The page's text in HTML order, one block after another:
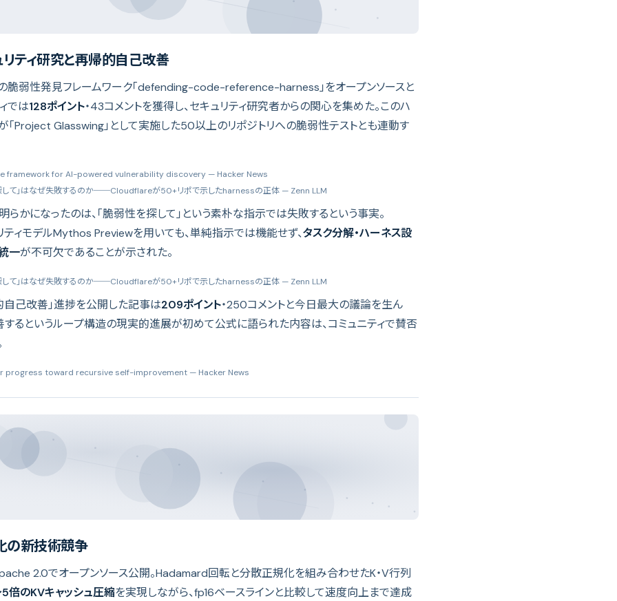
ティ研究と再帰的自己改善
弱性発見フレームワーク「defending-code-reference-harness」をオープンソースと
では128ポイント・43コメントを獲得し、セキュリティ研究者からの関心を集めた。このハ
Project Glasswing」として実施した50以上のリポジトリへの脆弱性テストとも連動す
framework for AI-powered vulnerability discovery — Hacker News
して」はなぜ失敗するのか──Cloudflareが50+リポで示したharnessの正体 — Zenn LLM
かになったのは、「脆弱性を探して」という素朴な指示では失敗するという事実。
ィモデルMythos Previewを用いても、単純指示では機能せず、タスク分解・ハーネス設
一が不可欠であることが示された。
して」はなぜ失敗するのか──Cloudflareが50+リポで示したharnessの正体 — Zenn LLM
己改善」進捗を公開した記事は209ポイント・250コメントと今日最大の議論を生ん
するというループ構造の現実的進展が初めて公式に語られた内容は、コミュニティで賛否
progress toward recursive self-improvement — Hacker News
の新技術競争
2.0でオープンソース公開。Hadamard回転と分散正規化を組み合わせたK・V行列
倍のKVキャッシュ圧縮を実現しながら、fp16ベースラインと比較して速度向上まで達成